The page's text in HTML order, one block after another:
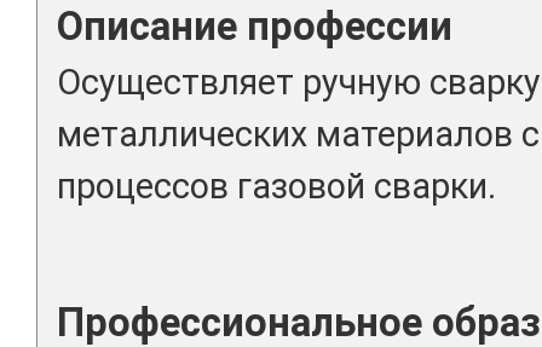
Описание профессии
Осуществляет ручную
металлических материалов
процессов газовой сварки.
Профессиональное